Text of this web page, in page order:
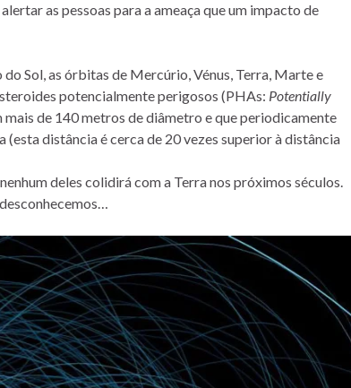
as pessoas para a ameaça que um impacto de
Sol, as órbitas de Mercúrio, Vénus, Terra, Marte e
potencialmente perigosos (PHAs: Potentially
de 140 metros de diâmetro e que periodicamente
distância é cerca de 20 vezes superior à distância
deles colidirá com a Terra nos próximos séculos.